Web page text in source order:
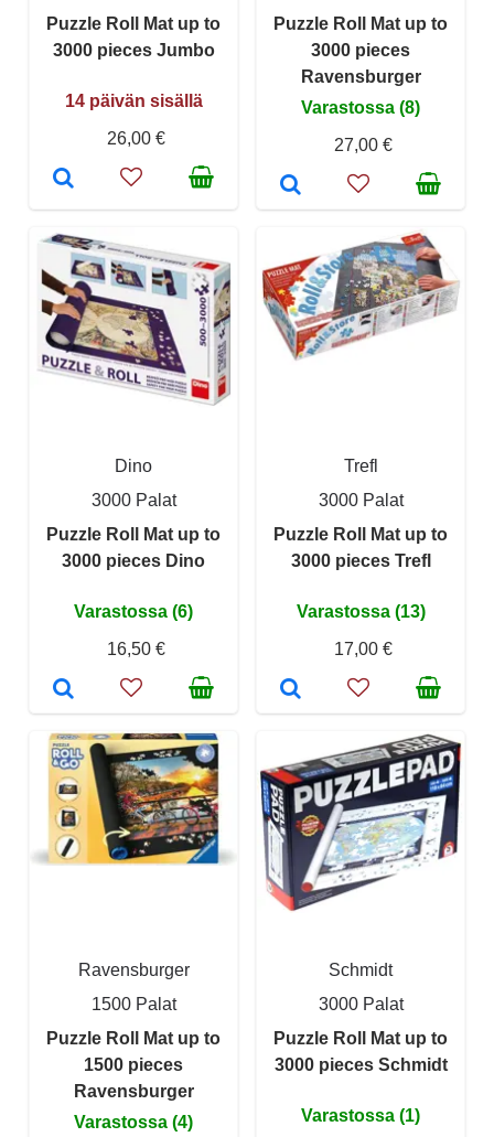
Puzzle Roll Mat up to
3000 pieces Jumbo
14 päivän sisällä
26,00 €
Puzzle Roll Mat up to
3000 pieces
Ravensburger
Varastossa (8)
27,00 €
Dino
3000 Palat
Puzzle Roll Mat up to
3000 pieces Dino
Varastossa (6)
16,50 €
Trefl
3000 Palat
Puzzle Roll Mat up to
3000 pieces Trefl
Varastossa (13)
17,00 €
Ravensburger
1500 Palat
Puzzle Roll Mat up to
1500 pieces
Ravensburger
Varastossa (4)
Schmidt
3000 Palat
Puzzle Roll Mat up to
3000 pieces Schmidt
Varastossa (1)